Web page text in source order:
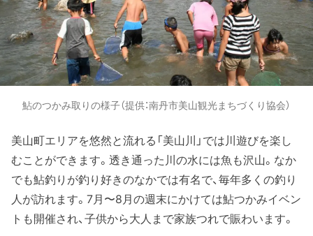
鮎のつかみ取りの様子（提供：南丹市美山観光まちづくり協会）
美山町エリアを悠然と流れる「美山川」では川遊びを楽し
むことができます。透き通った川の水には魚も沢山。なか
でも鮎釣りが釣り好きのなかでは有名で、毎年多くの釣り
人が訪れます。7月〜8月の週末にかけては鮎つかみイベン
トも開催され、子供から大人まで家族つれで賑わいます。